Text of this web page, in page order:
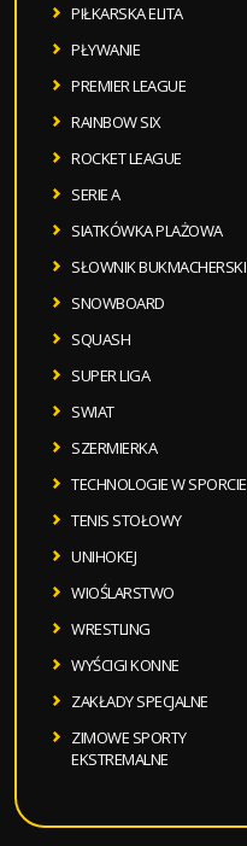
PIŁKARSKA ELITA
PŁYWANIE
PREMIER LEAGUE
RAINBOW SIX
ROCKET LEAGUE
SERIE A
SIATKÓWKA PLAŻOWA
SŁOWNIK BUKMACHERSKI
SNOWBOARD
SQUASH
SUPER LIGA
SWIAT
SZERMIERKA
TECHNOLOGIE W SPORCIE
TENIS STOŁOWY
UNIHOKEJ
WIOŚLARSTWO
WRESTLING
WYŚCIGI KONNE
ZAKŁADY SPECJALNE
ZIMOWE SPORTY
EKSTREMALNE